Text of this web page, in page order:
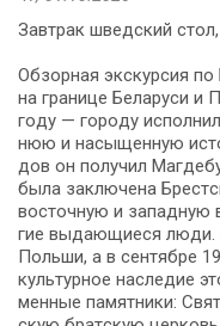
Зав­трак швед­ский
Обзорная экскурсия
на гра­ни­це Бе­ла­ру­си и
го­ду — го­ро­ду
нюю и на­сы­щен­ную
дов он по­лу­чил
бы­ла за­клю­че­на
во­сточ­ную и за­пад­ную
гие вы­да­ю­щи­е­ся лю­ди.
Поль­ши, а в сен­тяб­ре
куль­тур­ное на­сле­дие
мен­ные па­мят­ни­ки: